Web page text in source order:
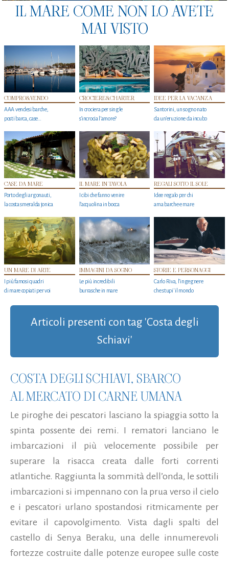
IL MARE COME NON LO AVETE
MAI VISTO
COMPRO&VENDO
AAA vendesi barche,
posti barca, case…
CROCIERE&CHARTER
In crociera per single
s'incrocia l’amore?
IDEE PER LA VACANZA
Santorini, un sogno nato
da un’eruzione da incubo
CASE DA MARE
Porto degli argonauti,
la costa smeralda jonica
IL MARE IN TAVOLA
I cibi che fanno venire
l’acquolina in bocca
REGALI SOTTO IL SOLE
Idee regalo per chi
ama barche e mare
UN MARE DI ARTE
I più famosi quadri
di mare copiati per voi
IMMAGINI DA SOGNO
Le più incredibili
burrasche in mare
STORIE E PERSONAGGI
Carlo Riva, l’ingegnere
che stupi' il mondo
Articoli presenti con tag 'Costa degli
Schiavi'
COSTA DEGLI SCHIAVI, SBARCO
AL MERCATO DI CARNE UMANA
Le piroghe dei pescatori lasciano la spiaggia sotto la
spinta possente dei remi. I rematori lanciano le
imbarcazioni il più velocemente possibile per
superare la risacca creata dalle forti correnti
atlantiche. Raggiunta la sommità dell’onda, le sottili
imbarcazioni si impennano con la prua verso il cielo
e i pescatori urlano spostandosi ritmicamente per
evitare il capovolgimento. Vista dagli spalti del
castello di Senya Beraku, una delle innumerevoli
fortezze costruite dalle potenze europee sulle coste